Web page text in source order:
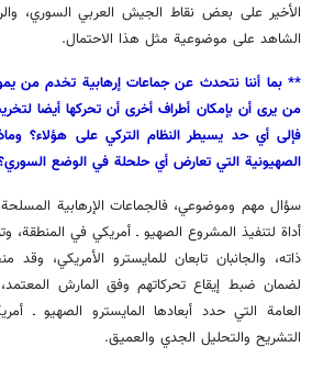
الأخير على بعض نقاط الجيش العربي السوري،
الشاهد على موضوعية مثل هذا الاحتمال.
** بما أننا نتحدث عن جماعات إرهابية تخدم من
من يرى أن بإمكان أطراف أخرى أن تحركها أيضا
فإلى أي حد يسيطر النظام التركي على هؤلاء؟
الصهيونية التي تعارض أي حلحلة في الوضع
سؤال مهم وموضوعي، فالجماعات الإرهابية
أداة لتنفيذ المشروع الصهيو ـ أمريكي في المنطقة،
ذاته، والجانبان تابعان للمايسترو الأمريكي،
لضمان ضبط إيقاع تحركاتهم وفق المارش
العامة التي حدد أبعادها المايسترو الصهيو ـ
التشريح والتحليل الجدي والعميق.